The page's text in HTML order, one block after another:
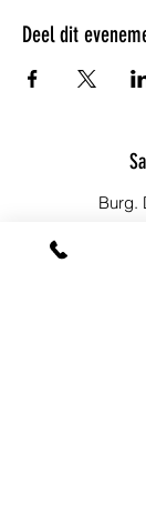
Deel dit
Burg.